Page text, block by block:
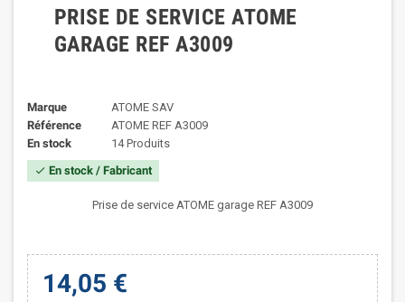
PRISE DE SERVICE ATOME
GARAGE REF A3009
Marque
ATOME SAV
Référence
ATOME REF A3009
En stock
14 Produits
check En stock / Fabricant
Prise de service ATOME garage REF A3009
14,05 €